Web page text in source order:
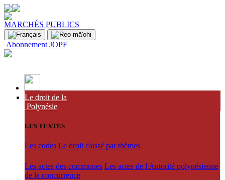
MARCHÉS PUBLICS
Abonnement JOPF
Le droit de la
Polynésie
LES TEXTES
Les codes Le droit classé par thèmes
Les actes des communes Les actes de l'Autorité polynésienne
de la concurrence